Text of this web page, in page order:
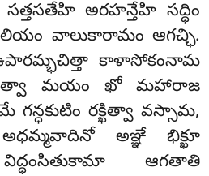
అరహన్తేహి సద్ధిం
వాలుకారామం ఆగచ్ఛి.
ఉపారమ్భచిత్తా కాళాసోకంనామ
మయం ఖో మహారాజ
రక్ఖిత్వా వస్సామ,
అఞ్ఞే భిక్ఖూ
ఆగతాతి